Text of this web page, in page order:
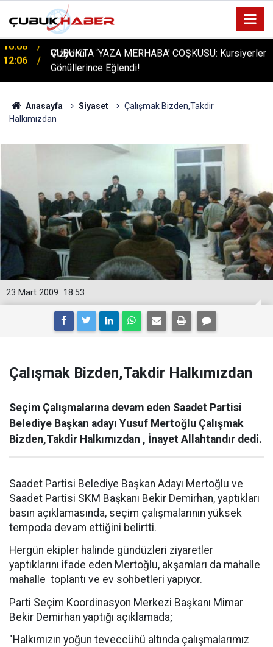
12:06
ÇUBUK’TA ‘YAZA MERHABA’ COŞKUSU: Kursiyerler
Gönüllerince Eğlendi!
Anasayfa Siyaset
Çalışmak Bizden,Takdir
Halkımızdan
18:53
23 Mart 2009
Çalışmak Bizden,Takdir Halkımızdan
Seçim Çalışmalarına devam eden Saadet Partisi
Belediye Başkan adayı Yusuf Mertoğlu Çalışmak
Bizden,Takdir Halkımızdan , İnayet Allahtandır dedi.
Saadet Partisi Belediye Başkan Adayı Mertoğlu ve
Saadet Partisi SKM Başkanı Bekir Demirhan, yaptıkları
basın açıklamasında, seçim çalışmalarının yüksek
tempoda devam ettiğini belirtti.
Hergün ekipler halinde gündüzleri ziyaretler
yaptıklarını ifade eden Mertoğlu, akşamları da mahalle
mahalle toplantı ve ev sohbetleri yapıyor.
Parti Seçim Koordinasyon Merkezi Başkanı Mimar
Bekir Demirhan yaptığı açıklamada;
"Halkımızın yoğun teveccühü altında çalışmalarımız